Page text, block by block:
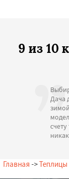
9 из 10
Дача
Главная ->Теплицы